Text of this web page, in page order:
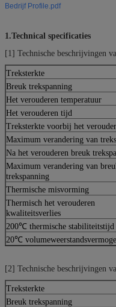
Bedrijf Profile.pdf
1.Technical specificaties
[1] Technische beschrijvingen
Treksterkte
Breuk trekspanning
Het verouderen temperatuur
Het verouderen tijd
Treksterkte voorbij het
Maximum verandering van
Na het verouderen breuk
Maximum verandering van
trekspanning
Thermische misvorming
Thermisch het verouderen
kwaliteitsverlies
200℃ thermische stabiliteitstijd
20℃
[2] Technische beschrijvingen
Treksterkte
Breuk trekspanning